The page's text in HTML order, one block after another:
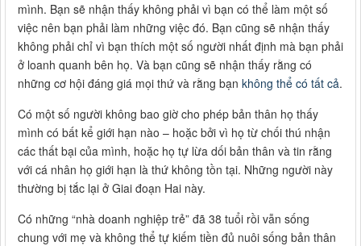
mình. Bạn sẽ nhận thấy không phải vì bạn có thể làm một số
việc nên bạn phải làm những việc đó. Bạn cũng sẽ nhận thấy
không phải chỉ vì bạn thích một số người nhất định mà bạn phải
ở loanh quanh bên họ. Và bạn cũng sẽ nhận thấy rằng có
những cơ hội đáng giá mọi thứ và rằng bạn không thể có tất cả.
Có một số người không bao giờ cho phép bản thân họ thấy
mình có bất kể giới hạn nào – hoặc bởi vì họ từ chối thú nhận
các thất bại của mình, hoặc họ tự lừa dối bản thân và tin rằng
với cá nhân họ giới hạn là thứ không tồn tại. Những người này
thường bị tắc lại ở Giai đoạn Hai này.
Có những “nhà doanh nghiệp trẻ” đã 38 tuổi rồi vẫn sống
chung với mẹ và không thể tự kiếm tiền đủ nuôi sống bản thân